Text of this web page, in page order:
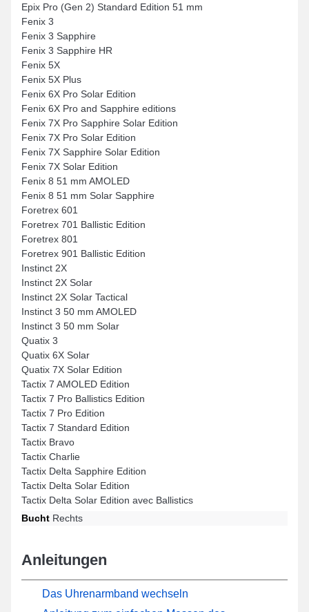
Epix Pro (Gen 2) Standard Edition 51 mm
Fenix 3
Fenix 3 Sapphire
Fenix 3 Sapphire HR
Fenix 5X
Fenix 5X Plus
Fenix 6X Pro Solar Edition
Fenix 6X Pro and Sapphire editions
Fenix 7X Pro Sapphire Solar Edition
Fenix 7X Pro Solar Edition
Fenix 7X Sapphire Solar Edition
Fenix 7X Solar Edition
Fenix 8 51 mm AMOLED
Fenix 8 51 mm Solar Sapphire
Foretrex 601
Foretrex 701 Ballistic Edition
Foretrex 801
Foretrex 901 Ballistic Edition
Instinct 2X
Instinct 2X Solar
Instinct 2X Solar Tactical
Instinct 3 50 mm AMOLED
Instinct 3 50 mm Solar
Quatix 3
Quatix 6X Solar
Quatix 7X Solar Edition
Tactix 7 AMOLED Edition
Tactix 7 Pro Ballistics Edition
Tactix 7 Pro Edition
Tactix 7 Standard Edition
Tactix Bravo
Tactix Charlie
Tactix Delta Sapphire Edition
Tactix Delta Solar Edition
Tactix Delta Solar Edition avec Ballistics
Bucht Rechts
Anleitungen
Das Uhrenarmband wechseln